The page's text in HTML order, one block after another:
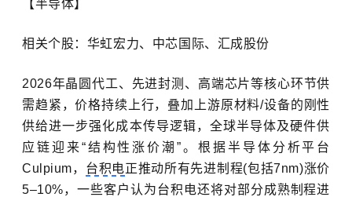
【半导体】
相关个股：华虹宏力、中芯国际、汇成股份
2026年晶圆代工、先进封测、高端芯片等核心环节供
需趋紧，价格持续上行，叠加上游原材料/设备的刚性
供给进一步强化成本传导逻辑，全球半导体及硬件供
应链迎来“结构性涨价潮”。根据半导体分析平台
Culpium， 台积电正推动所有先进制程(包括7nm)涨价
5–10%，一些客户认为台积电还将对部分成熟制程进